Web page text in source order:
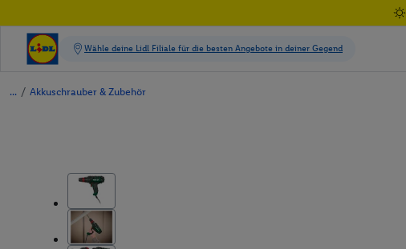
/ Akkuschrauber & Zubehör